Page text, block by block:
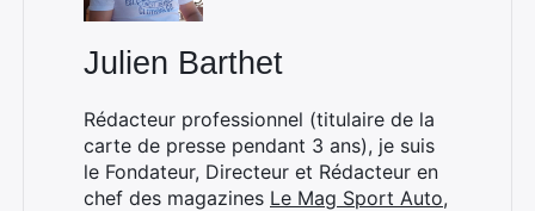
Julien Barthet
Rédacteur professionnel (titulaire de la
carte de presse pendant 3 ans), je suis
le Fondateur, Directeur et Rédacteur en
chef des magazines Le Mag Sport Auto,